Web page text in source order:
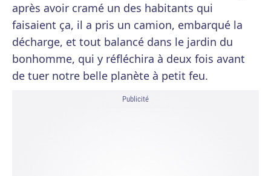
après avoir cramé un des habitants qui
faisaient ça, il a pris un camion, embarqué la
décharge, et tout balancé dans le jardin du
bonhomme, qui y réfléchira à deux fois avant
de tuer notre belle planète à petit feu.
Publicité